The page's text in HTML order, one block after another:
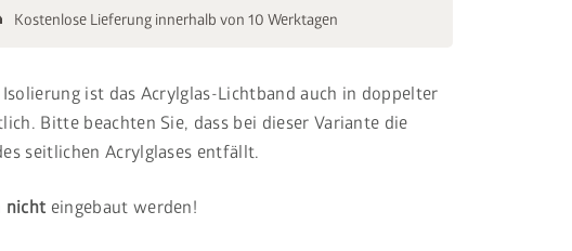
Kostenlose Lieferung innerhalb von 10 Werktagen
ist das Acrylglas-Lichtband auch in doppelter
Bitte beachten Sie, dass bei dieser Variante die
seitlichen Acrylglases entfällt.
nicht eingebaut werden!